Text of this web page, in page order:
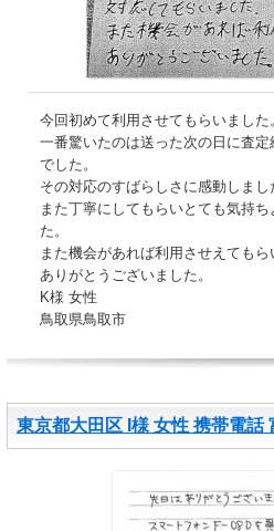
今回初めて利用させてもらいました
一番驚いたのは送った次の日に査
でした。
その対応のすばらしさに感動しまし
また丁寧にしてもらいとても気持
た。
また機会があれば利用させえてもら
ありがとうございました。
K様 女性
鳥取県鳥取市
東京都大田区 I様 女性 携帯電話